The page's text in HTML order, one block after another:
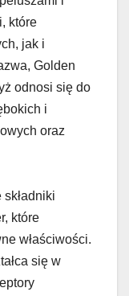
które
jak i
Golden
odnosi się do
i
oraz
które
właściwości.
się w